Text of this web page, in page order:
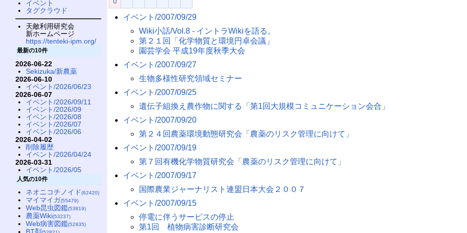
イベント/2007/09/29
Wiki小話/Vol.8 - イントラWikiを語る。
第２１回「化学物質と環境円卓会議」
園芸学会 平成19年度秋季大会
イベント/2007/09/27
生物多様性研究領域セミナー
イベント/2007/09/25
遺伝子組換え農作物に関する「第1回大規模コミュニケーション会合」
イベント/2007/09/20
第２４回農薬環境動態研究会「農薬のリスク管理に向けて」
イベント/2007/09/19
第７回有機化学物質研究会「農薬のリスク管理に向けて」
イベント/2007/09/17
国際農業ジャーナリスト連盟日本大会２００７
イベント/2007/09/15
停電に伴うサービスの停止
第1回 植物病害診断研究会
イベント
タグクラウド
天敵利用研究会
新ホームページ
https://tenteki-ipm.org/
最新の10件
2026-06-22
Sekizuka/新農薬
2026-06-10
イベント/2026/06/23
2026-06-07
イベント/2026/09/11
イベント/2026/09
イベント/2026/08
イベント/2026/07
イベント/2026/06
2026-04-02
削除履歴
イベント/2026/04/24
2026-03-31
イベント/2026/05
人気の10件
ネオニコチノイド(62420)
マイマイガ(55479)
Web昆虫図鑑(53819)
農薬Wiki(53237)
Web病害図鑑(52835)